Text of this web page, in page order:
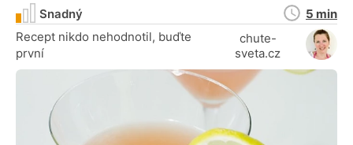
Recept nikdo nehodnotil, buďte
první
chute-
sveta.cz
Snadný
Doba
přípravy
5 min